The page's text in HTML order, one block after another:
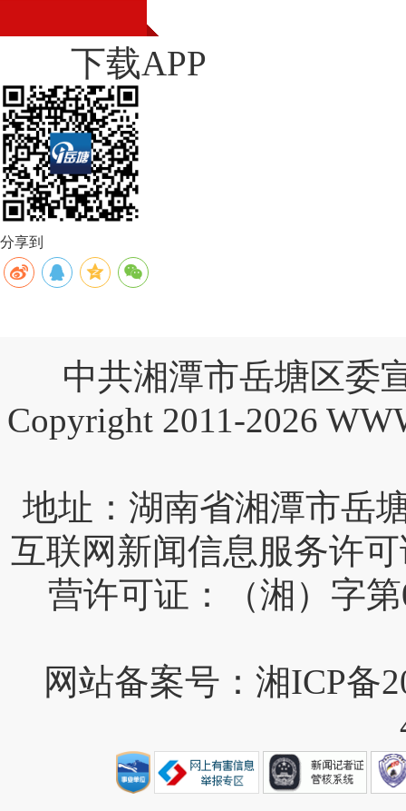
下载APP
分享到
中共湘潭市岳塘区委
Copyright 2011-2026
互联网新闻信息服务许
营许可证：（湘）字第
网站备案号：湘ICP备